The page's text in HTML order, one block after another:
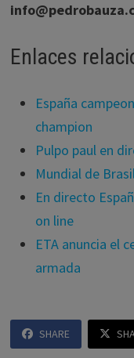
Enlaces
España
champion
Pulpo paul en
Mundial de
En directo
on line
ETA anuncia el
armada
SHARE